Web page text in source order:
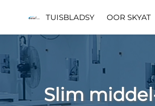
TUISBLADSY OOR SKYAT
Slim